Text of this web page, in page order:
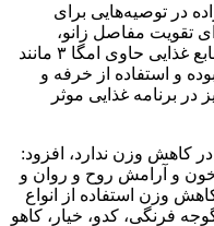
در توصیه‌هایی برای
تقویت مفاصل زانو،
کاهش وزن است؛ گام دوم گنجاندن منابع غذایی حاوی امگا ۳ مانند
و استفاده از خرفه و
برنامه غذایی موثر
در کاهش وزن ندارد، افزود:
و آرامش روح و روان و
وزن استفاده از انواع
فرنگی، کدو، خیار، کاهو